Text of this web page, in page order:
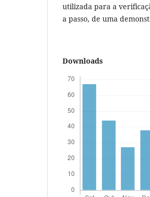
utilizada para a
a passo, de uma
Downloads